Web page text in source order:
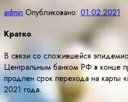
admin Опубликовано: 01.02.2021
Кратко
В связи со сложившейся
Центральным банком РФ в конце
продлен срок перехода на
2021 года.